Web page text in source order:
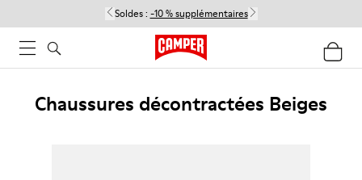
Soldes : -10 % supplémentaires
Chaussures décontractées Beiges